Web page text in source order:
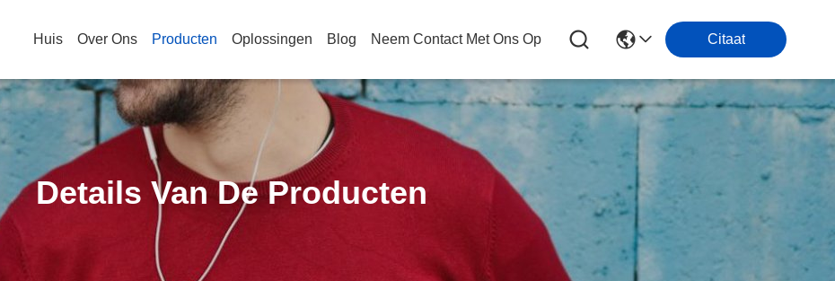
Huis Over Ons Producten Oplossingen Blog Neem Contact Met Ons Op Citaat
Details Van De Producten